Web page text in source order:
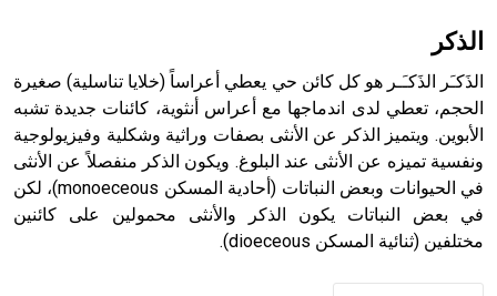
- هل تعلم أن أبجر Abgar اسم معروف جيداً يعود إلى عدد من
الملوك الذين حكموا مدينة إديسا (الرها) من أبجر الأول وحتى
التاسع، وهم ينتسبون إلى أسرة أوسروين
الذكر
الذَكـَر الذَكـَـر هو كل كائن حي يعطي أعراساً (خلايا تناسلية) صغيرة
الحجم، تعطي لدى اندماجها مع أعراس أنثوية، كائنات جديدة تشبه
الأبوين. ويتميز الذكر عن الأنثى بصفات وراثية وشكلية وفيزيولوجية
ونفسية تميزه عن الأنثى عند البلوغ. ويكون الذكر منفصلاً عن الأنثى
في الحيوانات وبعض النباتات (أحادية المسكن monoeceous)، لكن
في بعض النباتات يكون الذكر والأنثى محمولين على كائنين
مختلفين (ثنائية المسكن dioeceous).